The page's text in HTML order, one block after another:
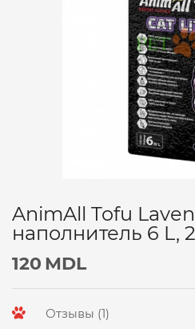
AnimAll Tofu
наполнитель 6 L,
120 MDL
Отзывы (1)